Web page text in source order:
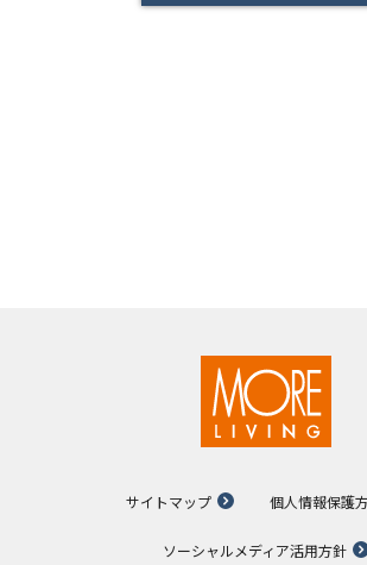
サイトマップ 個人情報保護
ソーシャルメディア活用方針